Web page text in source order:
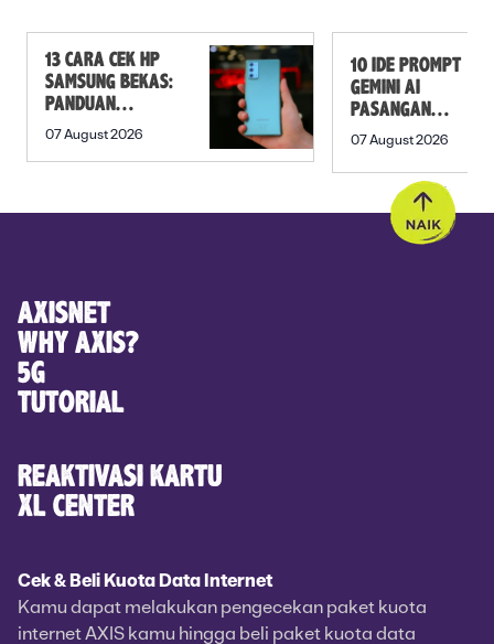
13 CARA CEK HP
SAMSUNG BEKAS:
PANDUAN
SEBELUM
07 August 2026
10 IDE PROMPT
GEMINI AI
PASANGAN
PREWEDDING
07 August 2026
AXISNET
WHY AXIS?
5G
TUTORIAL
REAKTIVASI KARTU
XL CENTER
Cek & Beli Kuota Data Internet
Kamu dapat melakukan pengecekan paket kuota
internet AXIS kamu hingga beli paket kuota data